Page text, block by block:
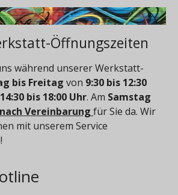
Öffnungszeiten
während unserer Werkstatt-
bis Freitag von 9:30 bis 12:30
14:30 bis 18:00 Uhr. Am Samstag
nach Vereinbarung für Sie da. Wir
mit unserem Service